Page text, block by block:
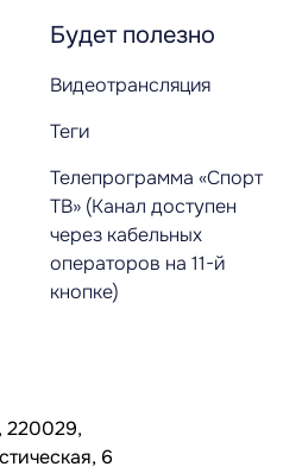
Будет полезно
Видеотрансляция
Теги
Телепрограмма «Спорт
ТВ» (Канал доступен
через кабельных
операторов на 11-й
кнопке)
220029,
6